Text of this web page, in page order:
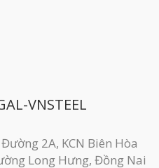
VNSTEEL
Đường 2A, KCN Biên Hòa
Long Hưng, Đồng Nai